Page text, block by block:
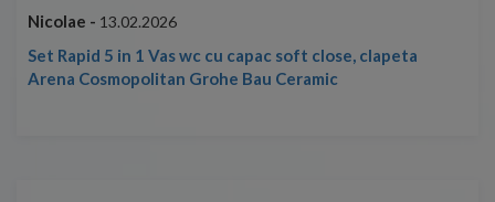
Nicolae - 13.02.2026
Set Rapid 5 in 1 Vas wc cu capac soft close, clapeta
Arena Cosmopolitan Grohe Bau Ceramic